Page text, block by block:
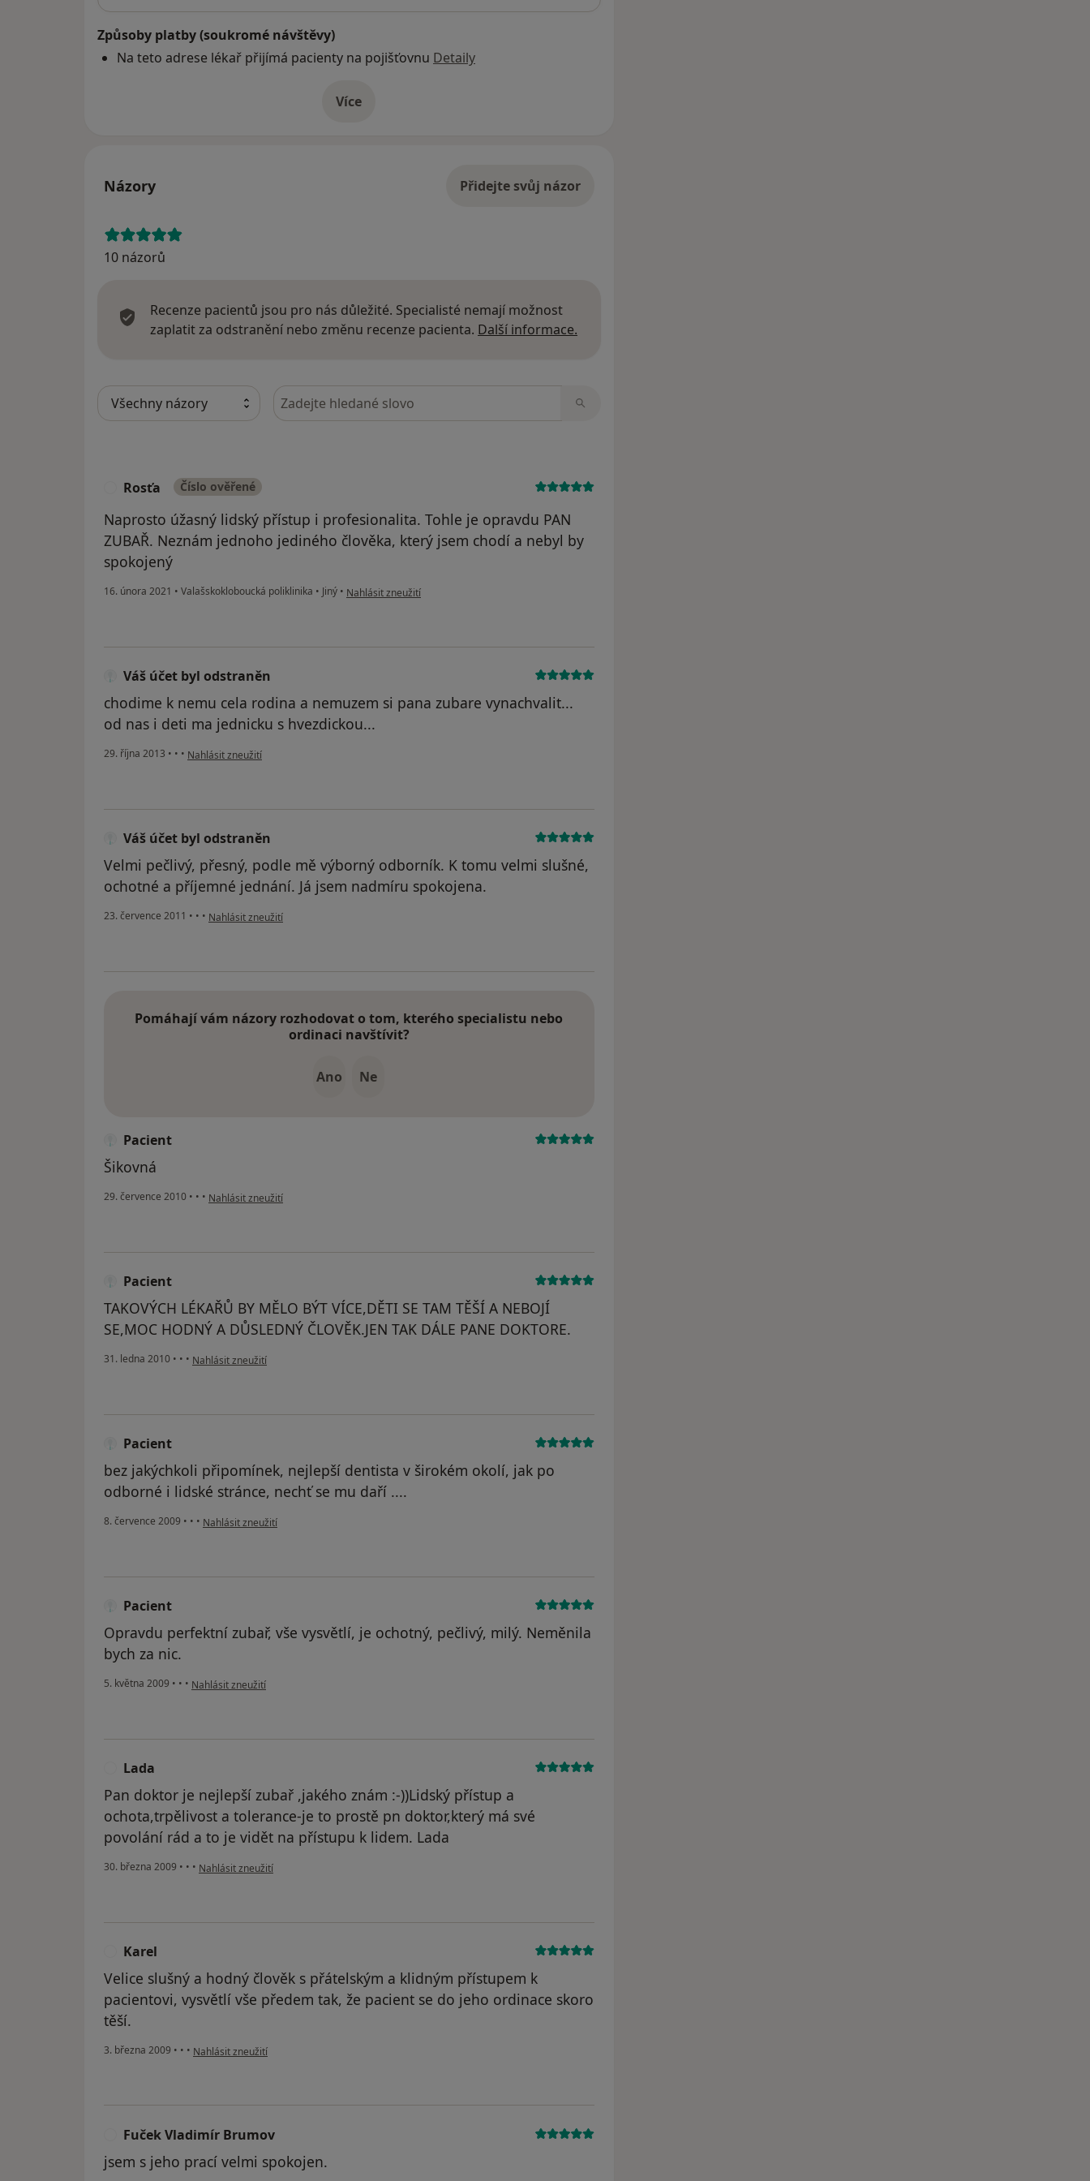
Způsoby platby (soukromé návštěvy)
Na teto adrese lékař přijímá pacienty na pojišťovnu Detaily
Víceo adrese
Názory Přidejte svůj názor
10 názorů
Recenze pacientů jsou pro nás důležité. Specialisté nemají možnost
zaplatit za odstranění nebo změnu recenze pacienta. Další informace.
Hledejte v názorech
Rosťa Číslo ověřené
Naprosto úžasný lidský přístup i profesionalita. Tohle je opravdu PAN
ZUBAŘ. Neznám jednoho jediného člověka, který jsem chodí a nebyl by
spokojený
16. února 2021 • Valašskokloboucká poliklinika • Jiný • podle názoru uživatele Rosťa
Nahlásit zneužití
Váš účet byl odstraněn
chodime k nemu cela rodina a nemuzem si pana zubare vynachvalit...
od nas i deti ma jednicku s hvezdickou...
29. října 2013 • • • podle názoru uživatele Váš účet byl odstraněn
Nahlásit zneužití
Váš účet byl odstraněn
Velmi pečlivý, přesný, podle mě výborný odborník. K tomu velmi slušné,
ochotné a příjemné jednání. Já jsem nadmíru spokojena.
23. července 2011 • • • podle názoru uživatele Váš účet byl odstraněn
Nahlásit zneužití
Pomáhají vám názory rozhodovat o tom, kterého specialistu nebo
ordinaci navštívit?
Ano Ne
Pacient
Šikovná
29. července 2010 • • • podle názoru uživatele Pacient
Nahlásit zneužití
Pacient
TAKOVÝCH LÉKAŘŮ BY MĚLO BÝT VÍCE,DĚTI SE TAM TĚŠÍ A NEBOJÍ
SE,MOC HODNÝ A DŮSLEDNÝ ČLOVĚK.JEN TAK DÁLE PANE DOKTORE.
31. ledna 2010 • • • podle názoru uživatele Pacient
Nahlásit zneužití
Pacient
bez jakýchkoli připomínek, nejlepší dentista v širokém okolí, jak po
odborné i lidské stránce, nechť se mu daří ....
8. července 2009 • • • podle názoru uživatele Pacient
Nahlásit zneužití
Pacient
Opravdu perfektní zubař, vše vysvětlí, je ochotný, pečlivý, milý. Neměnila
bych za nic.
5. května 2009 • • • podle názoru uživatele Pacient
Nahlásit zneužití
Lada
Pan doktor je nejlepší zubař ,jakého znám :-))Lidský přístup a
ochota,trpělivost a tolerance-je to prostě pn doktor,který má své
povolání rád a to je vidět na přístupu k lidem. Lada
30. března 2009 • • • podle názoru uživatele Lada
Nahlásit zneužití
Karel
Velice slušný a hodný člověk s přátelským a klidným přístupem k
pacientovi, vysvětlí vše předem tak, že pacient se do jeho ordinace skoro
těší.
3. března 2009 • • • podle názoru uživatele Karel
Nahlásit zneužití
Fuček Vladimír Brumov
jsem s jeho prací velmi spokojen.